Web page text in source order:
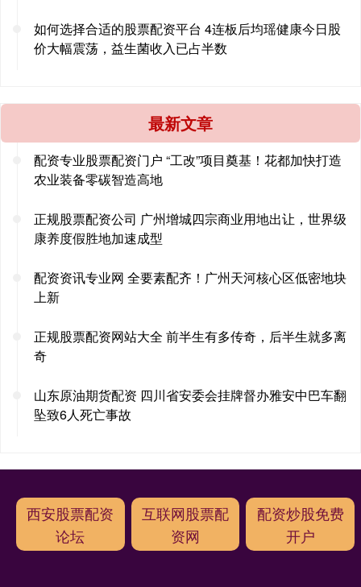
如何选择合适的股票配资平台 4连板后均瑶健康今日股
价大幅震荡，益生菌收入已占半数
最新文章
配资专业股票配资门户 “工改”项目奠基！花都加快打造
农业装备零碳智造高地
正规股票配资公司 广州增城四宗商业用地出让，世界级
康养度假胜地加速成型
配资资讯专业网 全要素配齐！广州天河核心区低密地块
上新
正规股票配资网站大全 前半生有多传奇，后半生就多离
奇
山东原油期货配资 四川省安委会挂牌督办雅安中巴车翻
坠致6人死亡事故
西安股票配资
论坛
互联网股票配
资网
配资炒股免费
开户